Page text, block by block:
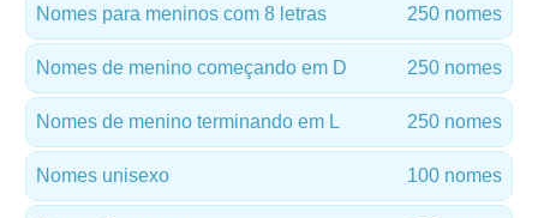
Nomes para meninos com 8 letras 250 nomes
Nomes de menino começando em D 250 nomes
Nomes de menino terminando em L 250 nomes
Nomes unisexo 100 nomes